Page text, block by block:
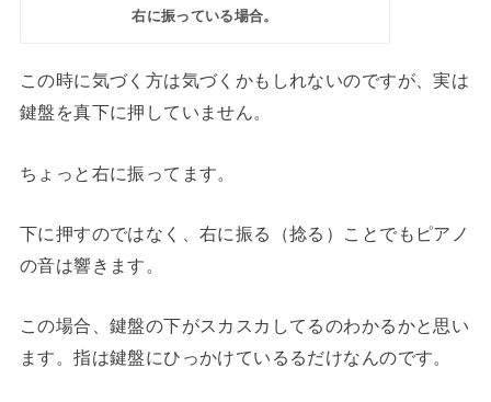
右に振っている場合。
この時に気づく方は気づくかもしれないのですが、実は
鍵盤を真下に押していません。
ちょっと右に振ってます。
下に押すのではなく、右に振る（捻る）ことでもピアノ
の音は響きます。
この場合、鍵盤の下がスカスカしてるのわかるかと思い
ます。指は鍵盤にひっかけているるだけなんのです。